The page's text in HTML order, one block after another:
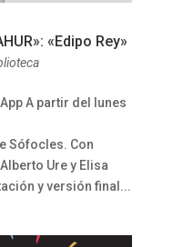
«Edipo Rey»
A partir del lunes
Sófocles. Con
Ure y Elisa
y versión final...